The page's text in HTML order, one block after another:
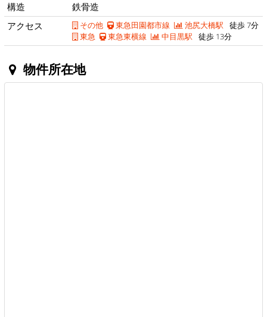
構造
鉄骨造
アクセス
その他 東急田園都市線 池尻大橋駅 徒歩 7分
東急
東急東横線 中目黒駅 徒歩 13分
物件所在地